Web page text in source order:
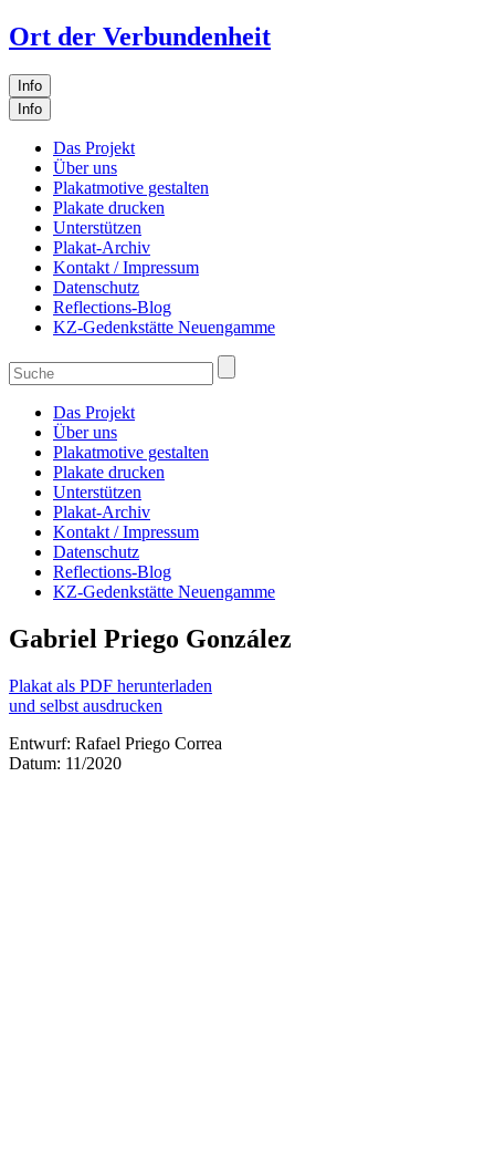
Ort der Verbundenheit
Info
Info
Das Projekt
Über uns
Plakatmotive gestalten
Plakate drucken
Unterstützen
Plakat-Archiv
Kontakt / Impressum
Datenschutz
Reflections-Blog
KZ-Gedenkstätte Neuengamme
Das Projekt
Über uns
Plakatmotive gestalten
Plakate drucken
Unterstützen
Plakat-Archiv
Kontakt / Impressum
Datenschutz
Reflections-Blog
KZ-Gedenkstätte Neuengamme
Gabriel Priego González
Plakat als PDF herunterladen
und selbst ausdrucken
Entwurf: Rafael Priego Correa
Datum: 11/2020